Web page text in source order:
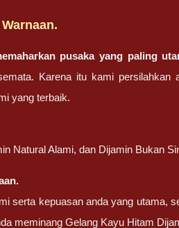
pusaka yang paling
Karena itu kami persilahkan
yang terbaik.
Natural Alami, dan Dijamin Bukan
serta kepuasan anda yang utama,
meminang Gelang Kayu Hitam